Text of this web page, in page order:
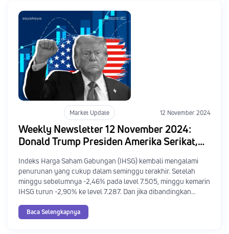
Market Update 12 November 2024
Weekly Newsletter 12 November 2024:
Donald Trump Presiden Amerika Serikat,
Indeks Harga Saham Gabungan (IHSG) kembali mengalami
penurunan yang cukup dalam seminggu terakhir. Setelah
minggu sebelumnya -2,46% pada level 7.505, minggu kemarin
IHSG turun -2,90% ke level 7.287. Dan jika dibandingkan
dilevel 7.805, IHSG saat ini telah turun -6,63% atau 518 poin
dalam waktu kurang dari 1 bulan.
Baca Selengkapnya